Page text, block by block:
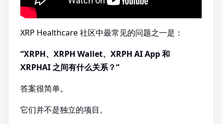
XRP Healthcare 社区中最常见的问题之一是：
“XRPH、XRPH Wallet、XRPH AI App 和
XRPHAI 之间有什么关系？”
答案很简单。
它们并不是独立的项目。